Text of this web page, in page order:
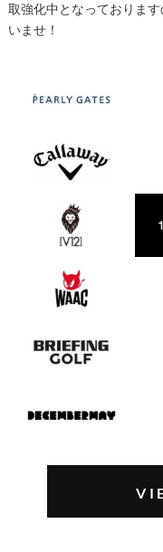
取強化中となっておりま
いませ！